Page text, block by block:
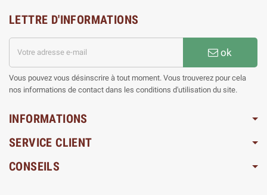
LETTRE D'INFORMATIONS
ok
Vous pouvez vous désinscrire à tout moment. Vous trouverez pour cela
nos informations de contact dans les conditions d'utilisation du site.
INFORMATIONS
SERVICE CLIENT
CONSEILS